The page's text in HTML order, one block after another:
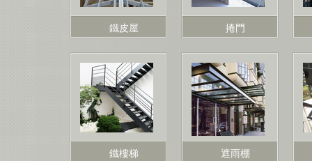
鐵皮屋 捲門
鐵樓梯 遮雨棚